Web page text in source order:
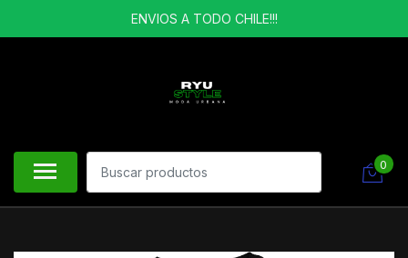
ENVIOS A TODO CHILE!!!
0